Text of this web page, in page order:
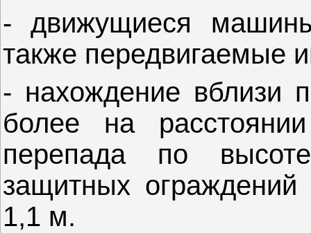
- движущиеся
также передвигаемые
- нахождение вблизи
более на
перепада по
защитных
1,1 м.